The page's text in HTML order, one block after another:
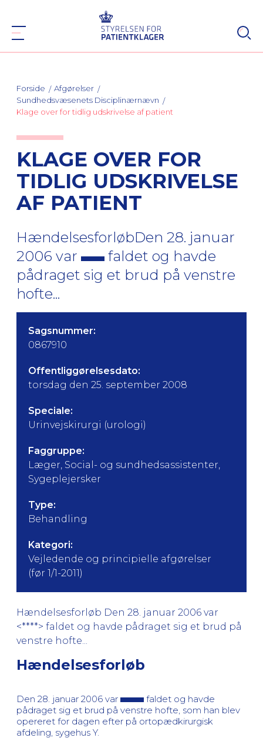
Forside
Afgørelser
Sundhedsvæsenets Disciplinærnævn
Klage over for tidlig udskrivelse af patient
KLAGE OVER FOR
TIDLIG UDSKRIVELSE
AF PATIENT
HændelsesforløbDen 28. januar
2006 var
faldet og havde
pådraget sig et brud på venstre
hofte...
Sagsnummer:
0867910
Offentliggørelsesdato:
torsdag den 25. september 2008
Speciale:
Urinvejskirurgi (urologi)
Faggruppe:
Læger, Social- og sundhedsassistenter,
Sygeplejersker
Type:
Behandling
Kategori:
Vejledende og principielle afgørelser
(før 1/1-2011)
Hændelsesforløb Den 28. januar 2006 var
<****> faldet og havde pådraget sig et brud på
venstre hofte...
Hændelsesforløb
Den 28. januar 2006 var
faldet og havde
pådraget sig et brud på venstre hofte, som han blev
opereret for dagen efter på ortopædkirurgisk
afdeling, sygehus Y.